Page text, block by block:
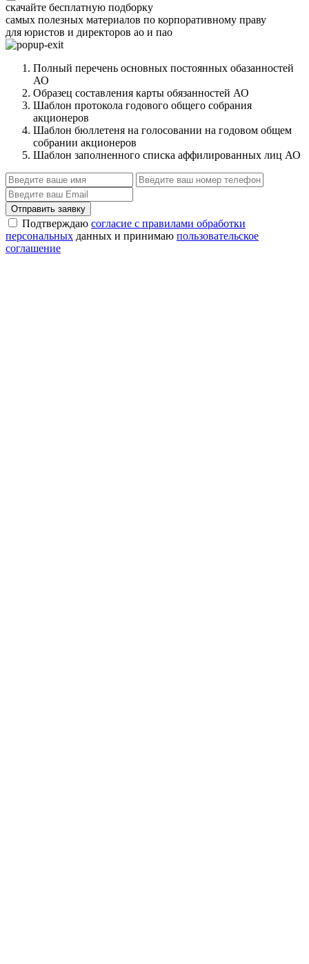
скачайте бесплатную подборку
самых полезных материалов по корпоративному праву
для юристов и директоров ао и пао
Полный перечень основных постоянных обазанностей
АО
Образец составления карты обязанностей АО
Шаблон протокола годового общего собрания
акционеров
Шаблон бюллетеня на голосовании на годовом общем
собрании акционеров
Шаблон заполненного списка аффилированных лиц АО
Отправить заявку
Подтверждаю согласие с правилами обработки
персональных данных и принимаю пользовательское
соглашение